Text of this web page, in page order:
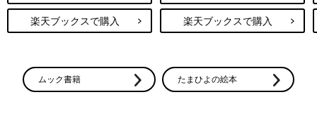
楽天ブックスで購入 楽天ブックスで購入
ムック書籍 たまひよの絵本